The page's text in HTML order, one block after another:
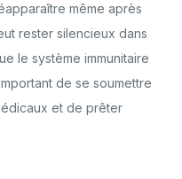
même après
rester silencieux dans
le système immunitaire
de se soumettre
et de prêter